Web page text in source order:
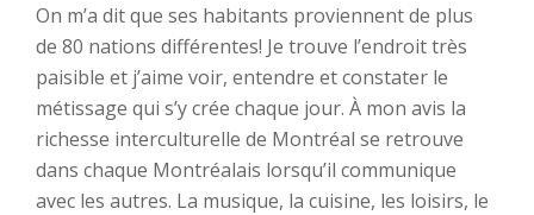
On m’a dit que ses habitants proviennent de plus
de 80 nations différentes! Je trouve l’endroit très
paisible et j’aime voir, entendre et constater le
métissage qui s’y crée chaque jour. À mon avis la
richesse interculturelle de Montréal se retrouve
dans chaque Montréalais lorsqu’il communique
avec les autres. La musique, la cuisine, les loisirs, le